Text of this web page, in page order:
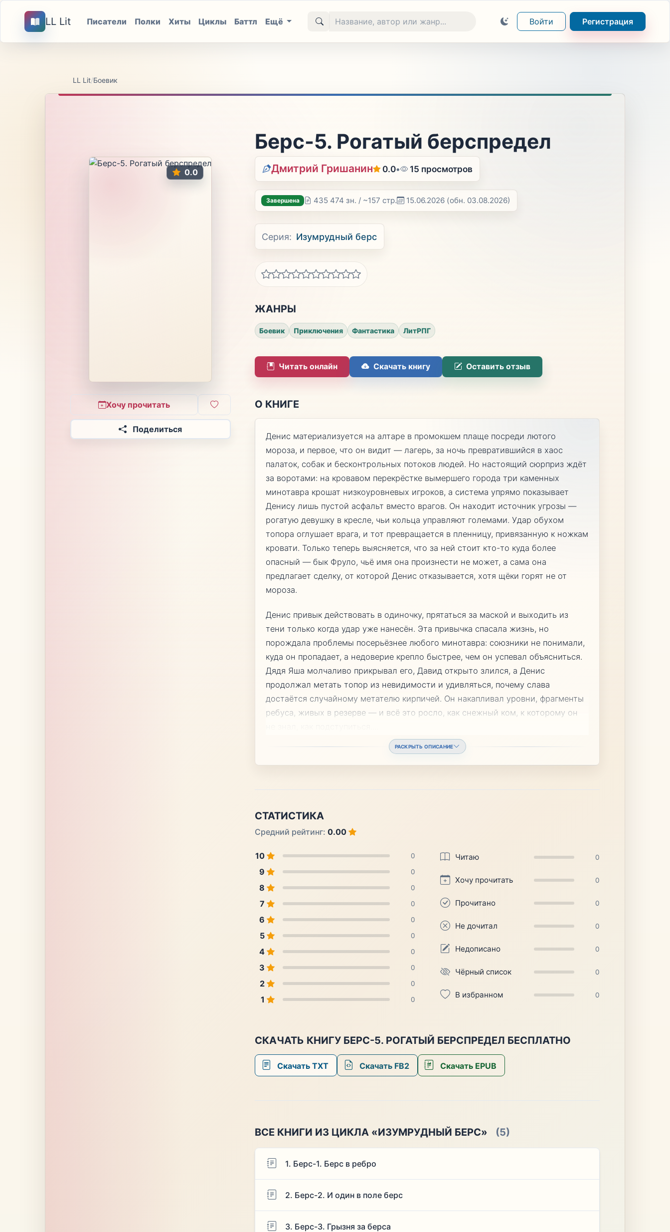
LL Lit Писатели Полки Хиты Циклы Баттл Ещё Войти Регистрация
LL Lit/Боевик
0.0
Хочу прочитать
Поделиться
Берс-5. Рогатый берспредел
Дмитрий Гришанин 0.0• 15 просмотров
Завершена 435 474 зн. / ~157 стр. 15.06.2026 (обн. 03.08.2026)
Серия: Изумрудный берс
ЖАНРЫ
Боевик Приключения Фантастика ЛитРПГ
Читать онлайн Скачать книгу Оставить отзыв
О КНИГЕ
Денис материализуется на алтаре в промокшем плаще посреди лютого
мороза, и первое, что он видит — лагерь, за ночь превратившийся в хаос
палаток, собак и бесконтрольных потоков людей. Но настоящий сюрприз ждёт
за воротами: на кровавом перекрёстке вымершего города три каменных
минотавра крошат низкоуровневых игроков, а система упрямо показывает
Денису лишь пустой асфальт вместо врагов. Он находит источник угрозы —
рогатую девушку в кресле, чьи кольца управляют големами. Удар обухом
топора оглушает врага, и тот превращается в пленницу, привязанную к ножкам
кровати. Только теперь выясняется, что за ней стоит кто-то куда более
опасный — бык Фруло, чьё имя она произнести не может, а сама она
предлагает сделку, от которой Денис отказывается, хотя щёки горят не от
мороза.
Денис привык действовать в одиночку, прятаться за маской и выходить из
тени только когда удар уже нанесён. Эта привычка спасала жизнь, но
порождала проблемы посерьёзнее любого минотавра: союзники не понимали,
куда он пропадает, а недоверие крепло быстрее, чем он успевал объясниться.
Дядя Яша молчаливо прикрывал его, Давид открыто злился, а Денис
продолжал метать топор из невидимости и удивляться, почему слава
достаётся случайному метателю кирпичей. Он накапливал уровни, фрагменты
ребуса, живых в резерве — и всё это росло, как снежный ком, к которому он
РАСКРЫТЬ ОПИСАНИЕ
СТАТИСТИКА
Средний рейтинг: 0.00
10 0
9 0
8 0
7 0
6 0
5 0
4 0
3 0
2 0
1 0
Читаю 0
Хочу прочитать 0
Прочитано 0
Не дочитал 0
Недописано 0
Чёрный список 0
В избранном 0
СКАЧАТЬ КНИГУ БЕРС-5. РОГАТЫЙ БЕРСПРЕДЕЛ БЕСПЛАТНО
Скачать TXT Скачать FB2 Скачать EPUB
ВСЕ КНИГИ ИЗ ЦИКЛА «ИЗУМРУДНЫЙ БЕРС» (5)
1. Берс-1. Берс в ребро
2. Берс-2. И один в поле берс
3. Берс-3. Грызня за берса